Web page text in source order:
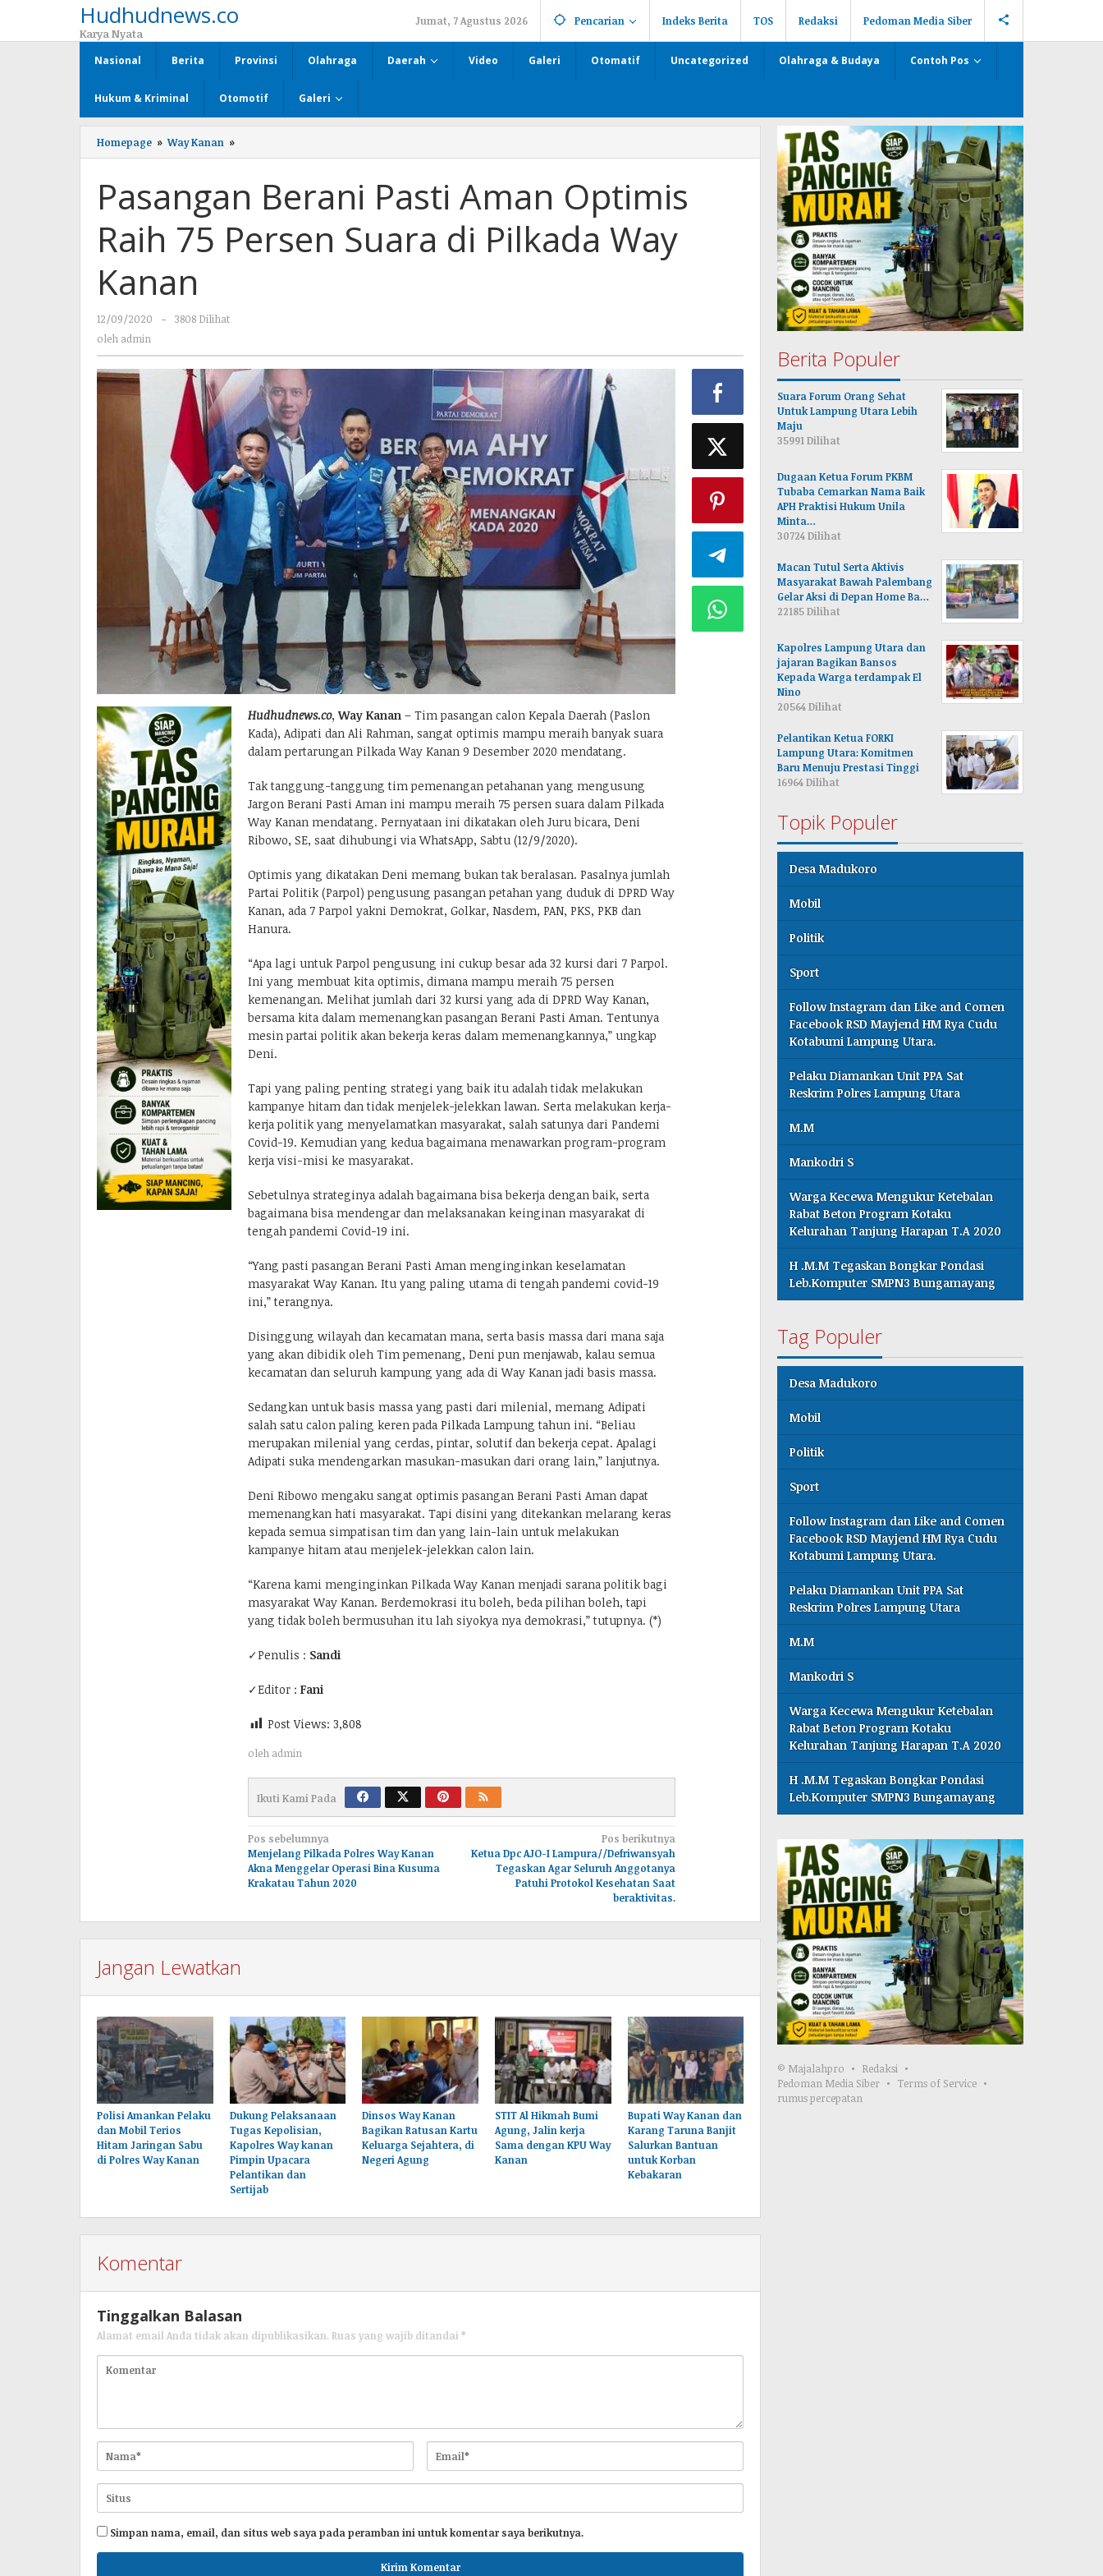
Hudhudnews.co
Karya Nyata
Jumat, 7 Agustus 2026 Pencarian Indeks Berita TOS Redaksi Pedoman Media Siber
Nasional Berita Provinsi Olahraga Daerah Video Galeri Otomatif Uncategorized Olahraga & Budaya Contoh Pos
Hukum & Kriminal Otomotif Galeri
Homepage » Way Kanan »
Berani
Aman
Optimis
75
Persen
Pasangan Berani Pasti Aman Optimis
Raih 75 Persen Suara di Pilkada Way
Kanan
12/09/2020
oleh
-
3808 Dilihat
oleh admin
Hudhudnews.co, Way Kanan – Tim pasangan calon Kepala Daerah (Paslon
Kada), Adipati dan Ali Rahman, sangat optimis mampu meraih banyak suara
dalam pertarungan Pilkada Way Kanan 9 Desember 2020 mendatang.
Tak tanggung-tanggung tim pemenangan petahanan yang mengusung
Jargon Berani Pasti Aman ini mampu meraih 75 persen suara dalam Pilkada
Way Kanan mendatang. Pernyataan ini dikatakan oleh Juru bicara, Deni
Ribowo, SE, saat dihubungi via WhatsApp, Sabtu (12/9/2020).
Optimis yang dikatakan Deni memang bukan tak beralasan. Pasalnya jumlah
Partai Politik (Parpol) pengusung pasangan petahan yang duduk di DPRD Way
Kanan, ada 7 Parpol yakni Demokrat, Golkar, Nasdem, PAN, PKS, PKB dan
Hanura.
“Apa lagi untuk Parpol pengusung ini cukup besar ada 32 kursi dari 7 Parpol.
Ini yang membuat kita optimis, dimana mampu meraih 75 persen
kemenangan. Melihat jumlah dari 32 kursi yang ada di DPRD Way Kanan,
bersama kita dalam memenangkan pasangan Berani Pasti Aman. Tentunya
mesin partai politik akan bekerja keras dalam memenangkannya,” ungkap
Deni.
Tapi yang paling penting strategi yang baik itu adalah tidak melakukan
kampanye hitam dan tidak menjelek-jelekkan lawan. Serta melakukan kerja-
kerja politik yang menyelamatkan masyarakat, salah satunya dari Pandemi
Covid-19. Kemudian yang kedua bagaimana menawarkan program-program
kerja visi-misi ke masyarakat.
Sebetulnya strateginya adalah bagaimana bisa bekerja dengan baik, serta
bagaimana bisa mendengar dan melaksanakan keinginan masyarakat di
tengah pandemi Covid-19 ini.
“Yang pasti pasangan Berani Pasti Aman menginginkan keselamatan
masyarakat Way Kanan. Itu yang paling utama di tengah pandemi covid-19
ini,” terangnya.
Disinggung wilayah dan kecamatan mana, serta basis massa dari mana saja
yang akan dibidik oleh Tim pemenang, Deni pun menjawab, kalau semua
kecamatan dan seluruh kampung yang ada di Way Kanan jadi basis massa.
Sedangkan untuk basis massa yang pasti dari milenial, memang Adipati
salah satu calon paling keren pada Pilkada Lampung tahun ini. “Beliau
merupakan milenial yang cerdas, pintar, solutif dan bekerja cepat. Apalagi
Adipati suka mendengarkan masukan-masukan dari orang lain,” lanjutnya.
Deni Ribowo mengaku sangat optimis pasangan Berani Pasti Aman dapat
memenangkan hati masyarakat. Tapi disini yang ditekankan melarang keras
kepada semua simpatisan tim dan yang lain-lain untuk melakukan
kampanye hitam atau menjelek-jelekkan calon lain.
“Karena kami menginginkan Pilkada Way Kanan menjadi sarana politik bagi
masyarakat Way Kanan. Berdemokrasi itu boleh, beda pilihan boleh, tapi
yang tidak boleh bermusuhan itu lah siyokya nya demokrasi,” tutupnya. (*)
✓Penulis : Sandi
✓Editor : Fani
Post Views: 3,808
oleh admin
Ikuti Kami Pada
Navigasi
pos
Pos sebelumnya
Menjelang Pilkada Polres Way Kanan
Akna Menggelar Operasi Bina Kusuma
Krakatau Tahun 2020
Pos berikutnya
Ketua Dpc AJO-I Lampura//Defriwansyah
Tegaskan Agar Seluruh Anggotanya
Patuhi Protokol Kesehatan Saat
beraktivitas.
Jangan Lewatkan
Polisi Amankan Pelaku
dan Mobil Terios
Hitam Jaringan Sabu
di Polres Way Kanan
Dukung Pelaksanaan
Tugas Kepolisian,
Kapolres Way kanan
Pimpin Upacara
Pelantikan dan
Sertijab
Dinsos Way Kanan
Bagikan Ratusan Kartu
Keluarga Sejahtera, di
Negeri Agung
STIT Al Hikmah Bumi
Agung, Jalin kerja
Sama dengan KPU Way
Kanan
Bupati Way Kanan dan
Karang Taruna Banjit
Salurkan Bantuan
untuk Korban
Kebakaran
Komentar
Tinggalkan Balasan
Alamat email Anda tidak akan dipublikasikan. Ruas yang wajib ditandai *
Simpan nama, email, dan situs web saya pada peramban ini untuk komentar saya berikutnya.
Berita Populer
Suara Forum Orang Sehat
Untuk Lampung Utara Lebih
Maju
35991 Dilihat
Dugaan Ketua Forum PKBM
Tubaba Cemarkan Nama Baik
APH Praktisi Hukum Unila
Minta…
30724 Dilihat
Macan Tutul Serta Aktivis
Masyarakat Bawah Palembang
Gelar Aksi di Depan Home Ba…
22185 Dilihat
Kapolres Lampung Utara dan
jajaran Bagikan Bansos
Kepada Warga terdampak El
Nino
20564 Dilihat
Pelantikan Ketua FORKI
Lampung Utara: Komitmen
Baru Menuju Prestasi Tinggi
16964 Dilihat
Topik Populer
Desa Madukoro
Mobil
Politik
Sport
Follow Instagram dan Like and Comen
Facebook RSD Mayjend HM Rya Cudu
Kotabumi Lampung Utara.
Pelaku Diamankan Unit PPA Sat
Reskrim Polres Lampung Utara
M.M
Mankodri S
Warga Kecewa Mengukur Ketebalan
Rabat Beton Program Kotaku
Kelurahan Tanjung Harapan T.A 2020
H .M.M Tegaskan Bongkar Pondasi
Leb.Komputer SMPN3 Bungamayang
Tag Populer
Desa Madukoro
Mobil
Politik
Sport
Follow Instagram dan Like and Comen
Facebook RSD Mayjend HM Rya Cudu
Kotabumi Lampung Utara.
Pelaku Diamankan Unit PPA Sat
Reskrim Polres Lampung Utara
M.M
Mankodri S
Warga Kecewa Mengukur Ketebalan
Rabat Beton Program Kotaku
Kelurahan Tanjung Harapan T.A 2020
H .M.M Tegaskan Bongkar Pondasi
Leb.Komputer SMPN3 Bungamayang
© Majalahpro
Redaksi
Pedoman Media Siber
Terms of Service
rumus percepatan